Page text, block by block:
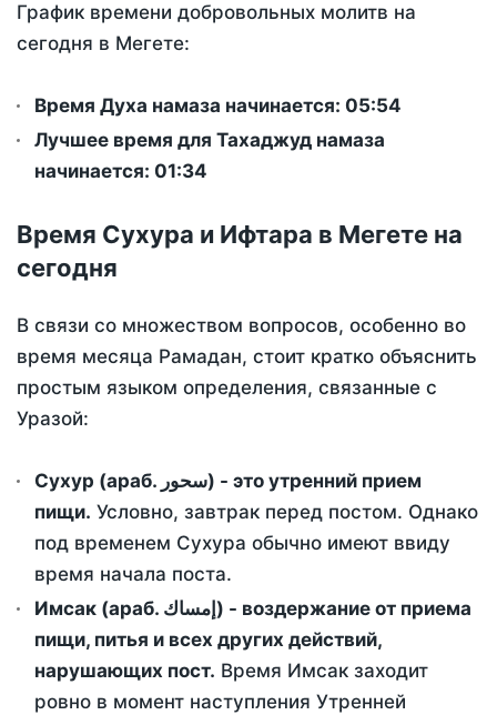
График времени добровольных молитв на
сегодня в Мегете:
Время Духа намаза начинается: 05:54
Лучшее время для Тахаджуд намаза
начинается: 01:34
Время Сухура и Ифтара в Мегете на
сегодня
В связи со множеством вопросов, особенно во
время месяца Рамадан, стоит кратко объяснить
простым языком определения, связанные с
Уразой:
Сухур (араб. سحور) - это утренний прием
пищи. Условно, завтрак перед постом. Однако
под временем Сухура обычно имеют ввиду
время начала поста.
Имсак (араб. إمساك) - воздержание от приема
пищи, питья и всех других действий,
нарушающих пост. Время Имсак заходит
ровно в момент наступления Утренней